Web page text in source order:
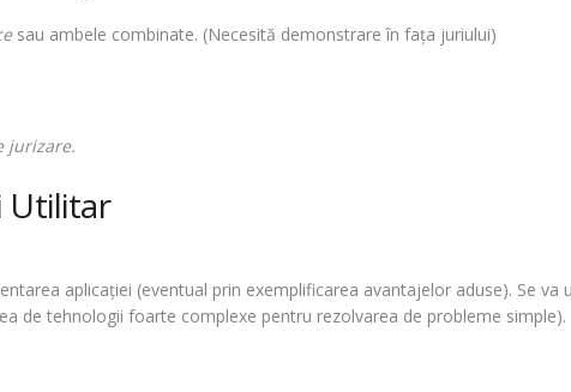
sau ambele combinate. (Necesită demonstrare în faţa juriului)
jurizare.
Utilitar
aplicaţiei (eventual prin exemplificarea avantajelor aduse). Se
de tehnologii foarte complexe pentru rezolvarea de probleme simple).